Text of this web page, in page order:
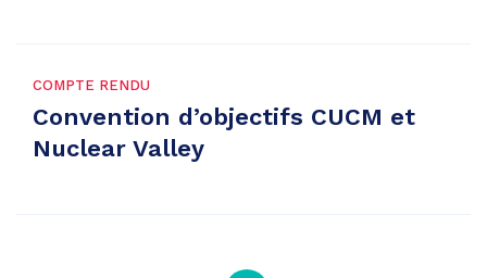
COMPTE RENDU
Convention d’objectifs CUCM et
Nuclear Valley